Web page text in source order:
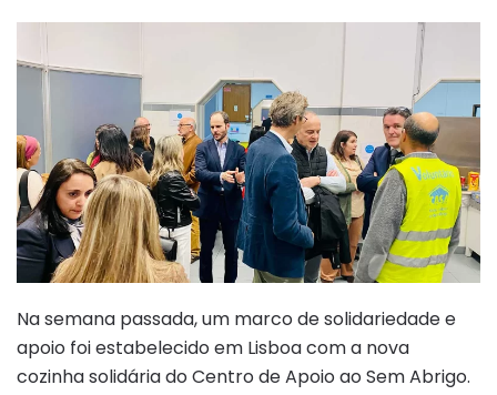
Na semana passada, um marco de solidariedade e
apoio foi estabelecido em Lisboa com a nova
cozinha solidária do Centro de Apoio ao Sem Abrigo.